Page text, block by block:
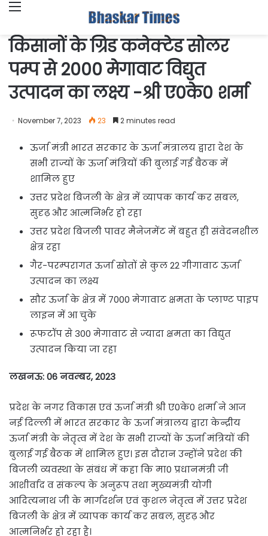
किसानों के ग्रिड कनेक्टेड सोलर
पम्प से 2000 मेगावाट विद्युत
उत्पादन का लक्ष्य -श्री ए0के0 शर्मा
November 7, 2023 23 2 minutes read
ऊर्जा मंत्री भारत सरकार के ऊर्जा मंत्रालय द्वारा देश के
सभी राज्यों के ऊर्जा मंत्रियों की बुलाई गई बैठक में
शामिल हुए
उत्तर प्रदेश बिजली के क्षेत्र में व्यापक कार्य कर सबल,
सुदृढ़ और आत्मनिर्भर हो रहा
उत्तर प्रदेश बिजली पावर मैनेजमेंट में बहुत ही संवेदनशील
क्षेत्र रहा
गैर-परम्परागत ऊर्जा स्रोतों से कुल 22 गीगावाट ऊर्जा
उत्पादन का लक्ष्य
सौर ऊर्जा के क्षेत्र में 7000 मेगावाट क्षमता के प्लाण्ट पाइप
लाइन में आ चुके
रूफटॉप से 300 मेगावाट से ज्यादा क्षमता का विद्युत
उत्पादन किया जा रहा
लखनऊ: 06 नवम्बर, 2023
प्रदेश के नगर विकास एवं ऊर्जा मंत्री श्री ए0के0 शर्मा ने आज
नई दिल्ली में भारत सरकार के ऊर्जा मंत्रालय द्वारा केन्द्रीय
ऊर्जा मंत्री के नेतृत्व में देश के सभी राज्यों के ऊर्जा मंत्रियों की
बुलाई गई बैठक में शामिल हुए। इस दौरान उन्होंने प्रदेश की
बिजली व्यवस्था के संबंध में कहा कि मा0 प्रधानमंत्री जी
आशीर्वाद व संकल्प के अनुरूप तथा मुख्यमंत्री योगी
आदित्यनाथ जी के मार्गदर्शन एवं कुशल नेतृत्व में उत्तर प्रदेश
बिजली के क्षेत्र में व्यापक कार्य कर सबल, सुदृढ़ और
आत्मनिर्भर हो रहा है।